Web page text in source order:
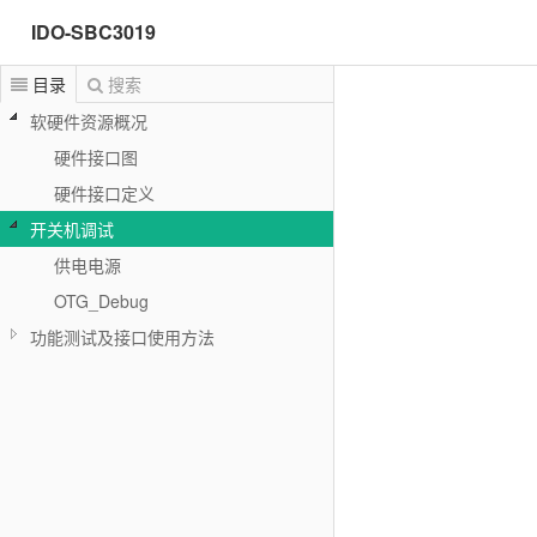
IDO-SBC3019
目录
搜索
软硬件资源概况
硬件接口图
硬件接口定义
开关机调试
供电电源
OTG_Debug
功能测试及接口使用方法